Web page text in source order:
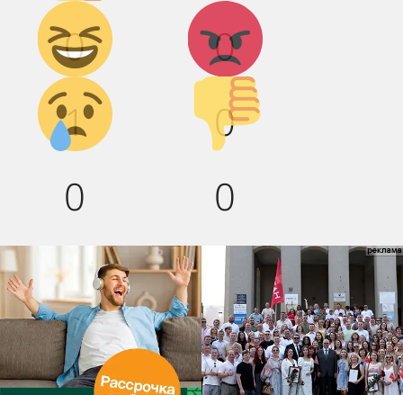
0 0
Дикий
смех!
1
Агрессия!
0
Грусть :(
0
Палец
вниз!
0